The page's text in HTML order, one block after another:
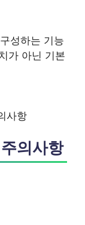
성하는 기능
가 아닌 기본
사항
의사항